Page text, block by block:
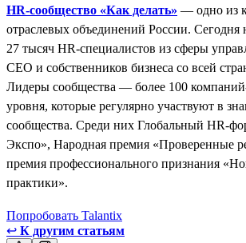
HR-сообщество «Как делать» — одно из
отраслевых объединений России. Сегодня
27 тысяч HR-специалистов из сферы
СЕО и собственников бизнеса со всей
Лидеры сообщества — более 100
уровня, которые регулярно участвуют в
сообщества. Среди них Глобальный HR-
Экспо», Народная премия «Проверенные
премия профессионального признания
практики».
Попробовать Talantix
↩ К другим статьям